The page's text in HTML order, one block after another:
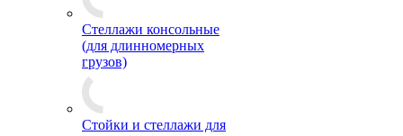
Стеллажи консольные
(для длинномерных
грузов)
Стойки и стеллажи для